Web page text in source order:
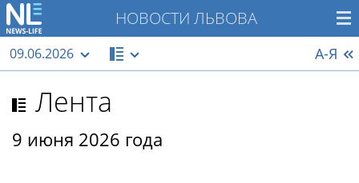
НОВОСТИ ЛЬВОВА
09.06.2026 А-Я
Лента
9 июня 2026 года